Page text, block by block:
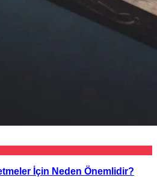
İçin Neden Önemlidir?